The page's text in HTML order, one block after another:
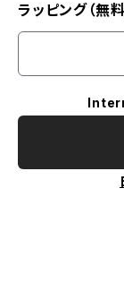
ラッピング（無料